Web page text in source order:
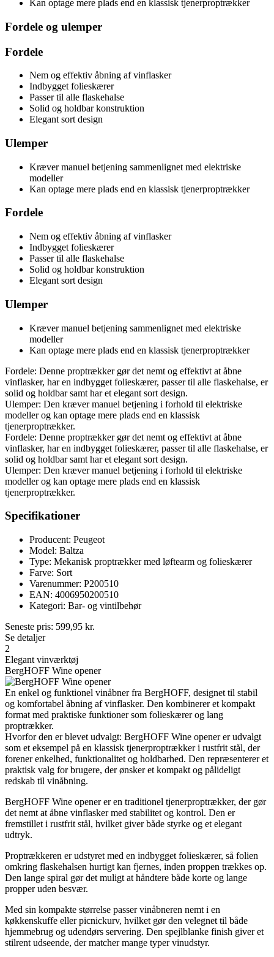
Kan optage mere plads end en klassisk tjenerproptrækker
Fordele og ulemper
Fordele
Nem og effektiv åbning af vinflasker
Indbygget folieskærer
Passer til alle flaskehalse
Solid og holdbar konstruktion
Elegant sort design
Ulemper
Kræver manuel betjening sammenlignet med elektriske
modeller
Kan optage mere plads end en klassisk tjenerproptrækker
Fordele
Nem og effektiv åbning af vinflasker
Indbygget folieskærer
Passer til alle flaskehalse
Solid og holdbar konstruktion
Elegant sort design
Ulemper
Kræver manuel betjening sammenlignet med elektriske
modeller
Kan optage mere plads end en klassisk tjenerproptrækker
Fordele: Denne proptrækker gør det nemt og effektivt at åbne
vinflasker, har en indbygget folieskærer, passer til alle flaskehalse, er
solid og holdbar samt har et elegant sort design.
Ulemper: Den kræver manuel betjening i forhold til elektriske
modeller og kan optage mere plads end en klassisk
tjenerproptrækker.
Fordele: Denne proptrækker gør det nemt og effektivt at åbne
vinflasker, har en indbygget folieskærer, passer til alle flaskehalse, er
solid og holdbar samt har et elegant sort design.
Ulemper: Den kræver manuel betjening i forhold til elektriske
modeller og kan optage mere plads end en klassisk
tjenerproptrækker.
Specifikationer
Producent: Peugeot
Model: Baltza
Type: Mekanisk proptrækker med løftearm og folieskærer
Farve: Sort
Varenummer: P200510
EAN: 4006950200510
Kategori: Bar- og vintilbehør
Seneste pris: 599,95 kr.
Se detaljer
2
Elegant vinværktøj
BergHOFF Wine opener
En enkel og funktionel vinåbner fra BergHOFF, designet til stabil
og komfortabel åbning af vinflasker. Den kombinerer et kompakt
format med praktiske funktioner som folieskærer og lang
proptrækker.
Hvorfor den er blevet udvalgt: BergHOFF Wine opener er udvalgt
som et eksempel på en klassisk tjenerproptrækker i rustfrit stål, der
forener enkelhed, funktionalitet og holdbarhed. Den repræsenterer et
praktisk valg for brugere, der ønsker et kompakt og pålideligt
redskab til vinåbning.
BergHOFF Wine opener er en traditionel tjenerproptrækker, der gør
det nemt at åbne vinflasker med stabilitet og kontrol. Den er
fremstillet i rustfrit stål, hvilket giver både styrke og et elegant
udtryk.
Proptrækkeren er udstyret med en indbygget folieskærer, så folien
omkring flaskehalsen hurtigt kan fjernes, inden proppen trækkes op.
Den lange spiral gør det muligt at håndtere både korte og lange
propper uden besvær.
Med sin kompakte størrelse passer vinåbneren nemt i en
køkkenskuffe eller picnickurv, hvilket gør den velegnet til både
hjemmebrug og udendørs servering. Den spejlblanke finish giver et
stilrent udseende, der matcher mange typer vinudstyr.